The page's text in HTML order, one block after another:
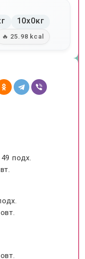
подх.
10x0кг
🔥 25.98 kcal